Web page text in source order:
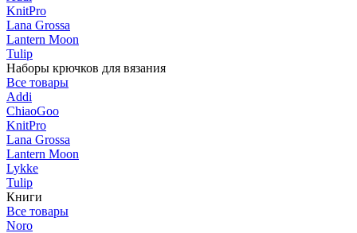
KnitPro
Lana Grossa
Lantern Moon
Tulip
Наборы крючков для вязания
Все товары
Addi
ChiaoGoo
KnitPro
Lana Grossa
Lantern Moon
Lykke
Tulip
Книги
Все товары
Noro